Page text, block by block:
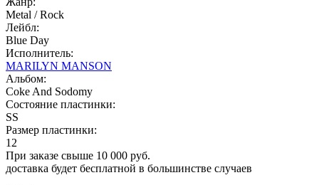
Metal / Rock
Лейбл:
Blue Day
Исполнитель:
MARILYN MANSON
Альбом:
Coke And Sodomy
Состояние пластинки:
SS
Размер пластинки:
12
При заказе свыше 10 000 руб.
доставка будет бесплатной в большинстве случаев